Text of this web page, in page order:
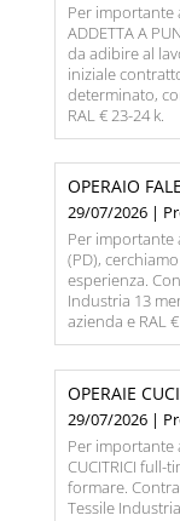
Per importante
ADDETTA A
da adibire al
iniziale
determinato,
RAL € 23-24 k.
OPERAIO
29/07/2026 |
Per importante
(PD), cerchiamo
esperienza.
Industria 13
azienda e RAL
OPERAIE
29/07/2026 |
Per importante
CUCITRICI full-
formare.
Tessile